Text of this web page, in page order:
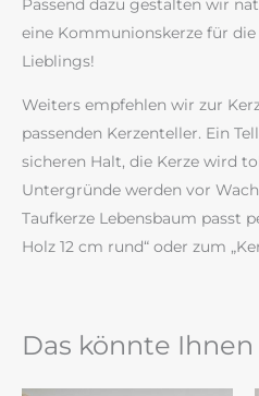
Passend dazu gestalten wir
eine Kommunionskerze für
Lieblings!
Weiters empfehlen wir zur
passenden Kerzenteller. Ein
sicheren Halt, die Kerze wird
Untergründe werden vor
Taufkerze Lebensbaum passt
Holz 12 cm rund“ oder zum
Das könnte